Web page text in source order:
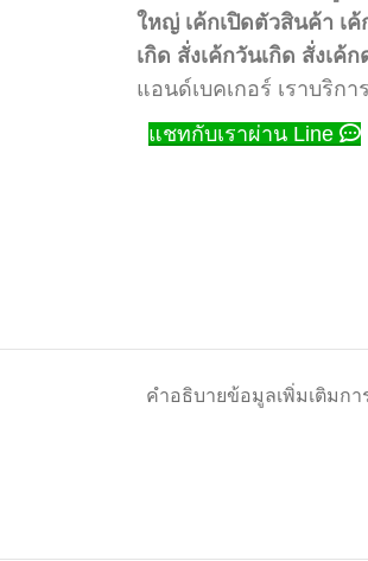
ใหญ่ เค้กเปิดตัวสินค้า เ
เกิด สั่งเค้กวันเกิด สั่งเค้
แอนด์เบคเกอร์ เราบริก
แชทกับเราผ่าน Line
คำอธิบายข้อมูลเพิ่มเติมกา